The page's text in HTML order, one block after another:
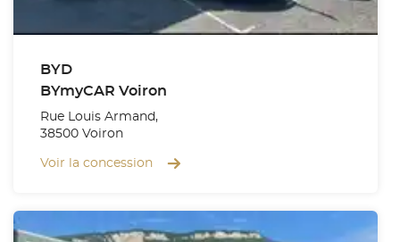
BYD
BYmyCAR Voiron
Rue Louis Armand,
38500 Voiron
Voir la concession